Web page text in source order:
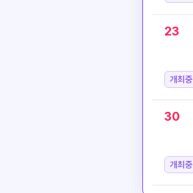
23
개최중
30
개최중